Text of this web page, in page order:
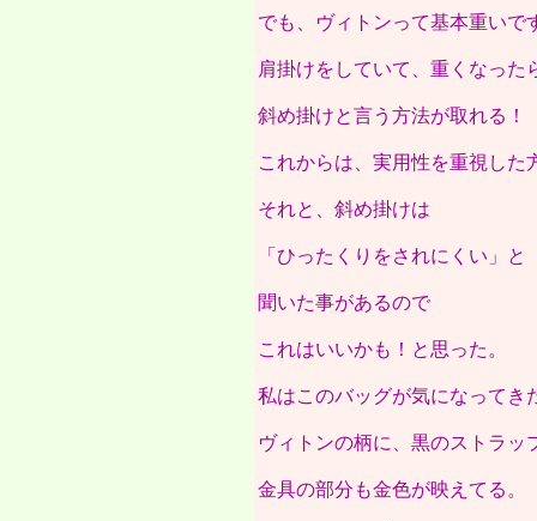
でも、ヴィトンって基本重いで
肩掛けをしていて、重くなった
斜め掛けと言う方法が取れる！
これからは、実用性を重視した
それと、斜め掛けは
「ひったくりをされにくい」と
聞いた事があるので
これはいいかも！と思った。
私はこのバッグが気になってき
ヴィトンの柄に、黒のストラッ
金具の部分も金色が映えてる。